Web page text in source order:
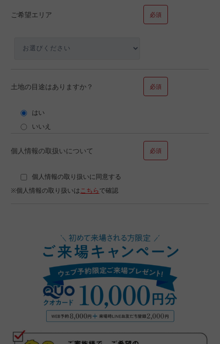
ご希望エリア 必須
土地の目途はありますか？ 必須
はい
いいえ
個人情報の取扱いについて 必須
個人情報の取り扱いに同意する
※個人情報の取り扱いはこちらで確認
その他
年